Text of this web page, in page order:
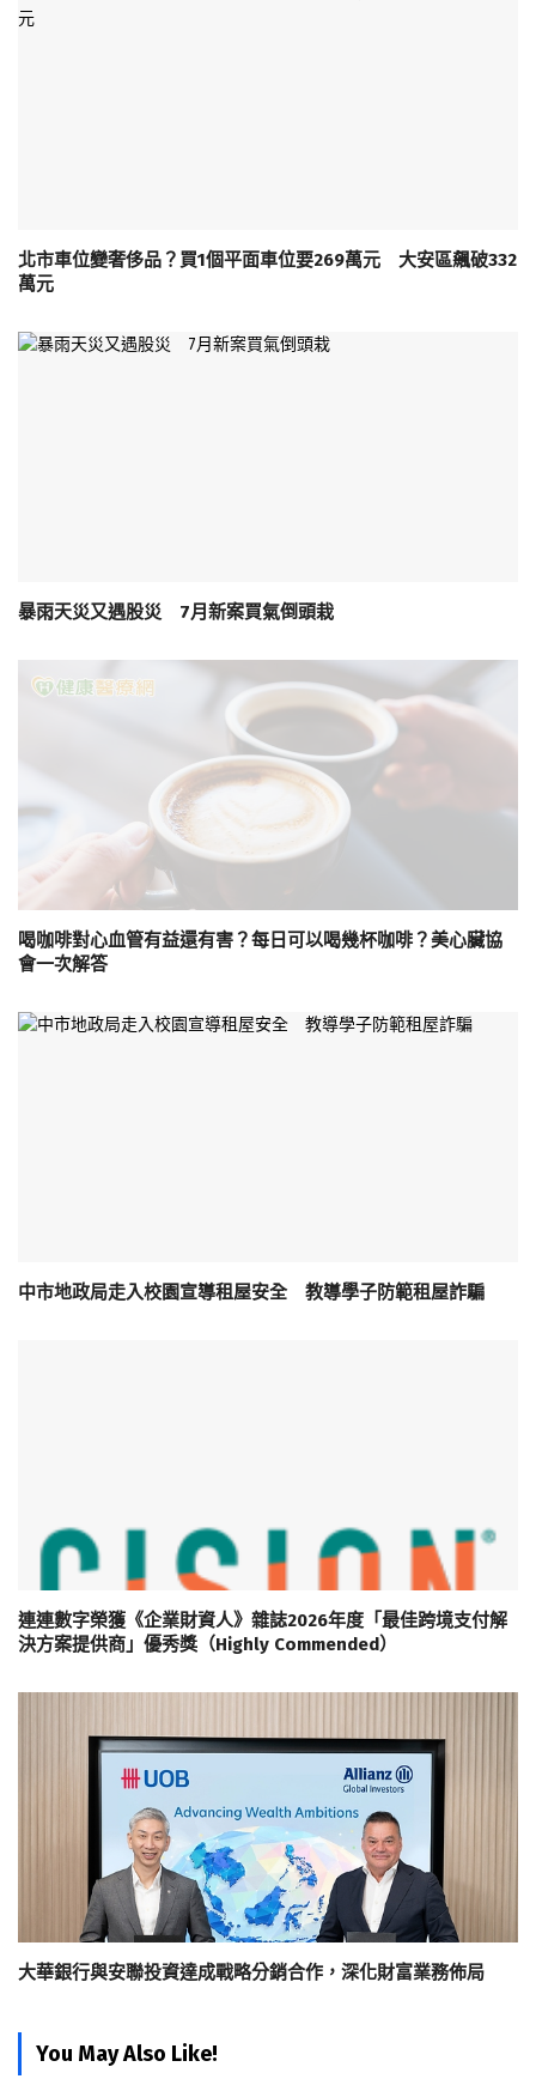
北市車位變奢侈品？買1個平面車位要269萬元 大安區飆破332
萬元
暴雨天災又遇股災 7月新案買氣倒頭栽
喝咖啡對心血管有益還有害？每日可以喝幾杯咖啡？美心臟協
會一次解答
中市地政局走入校園宣導租屋安全 教導學子防範租屋詐騙
連連數字榮獲《企業財資人》雜誌2026年度「最佳跨境支付解
決方案提供商」優秀獎（Highly Commended）
大華銀行與安聯投資達成戰略分銷合作，深化財富業務佈局
You May Also Like!